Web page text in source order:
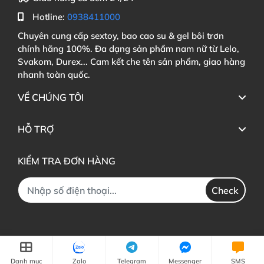
Hotline: 0938411000
Chuyên cung cấp sextoy, bao cao su & gel bôi trơn
chính hãng 100%. Đa dạng sản phẩm nam nữ từ Lelo,
Svakom, Durex... Cam kết che tên sản phẩm, giao hàng
nhanh toàn quốc.
VỀ CHÚNG TÔI
HỖ TRỢ
KIỂM TRA ĐƠN HÀNG
Check
Danh mục Zalo Telegram Messenger SMS